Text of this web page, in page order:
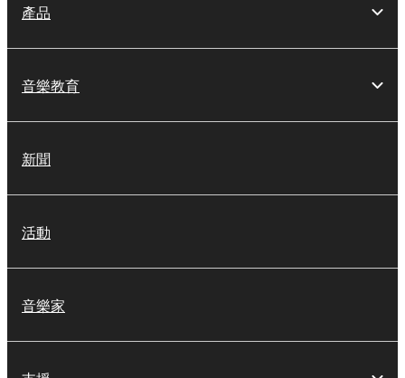
產品
音樂教育
新聞
活動
音樂家